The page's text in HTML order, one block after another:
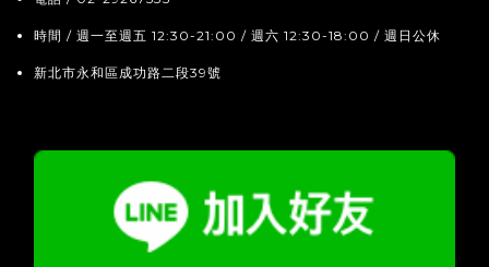
時間 / 週一至週五 12:30-21:00 / 週六 12:30-18:00 / 週日公休
新北市永和區成功路二段39號